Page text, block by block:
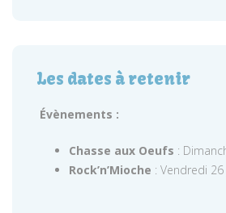
Les dates à retenir
Évènements :
Chasse aux Oeufs :
Rock’n’Mioche : Vendredi